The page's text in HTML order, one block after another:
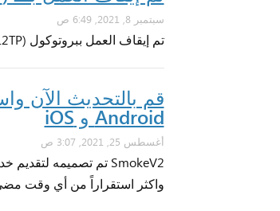
سبتمبر 8, 2021, 6:49 ص
تم إيقاف العمل ببروتوكول Layer 2 Tunneling Protocol (L2TP) وبروتوكول Secure Shell (SSH) بسبب وجود ثغرات أمنية.
Android و iOS
أغسطس 25, 2021, 3:07 ص
واكثر استقراراً من أي وقت